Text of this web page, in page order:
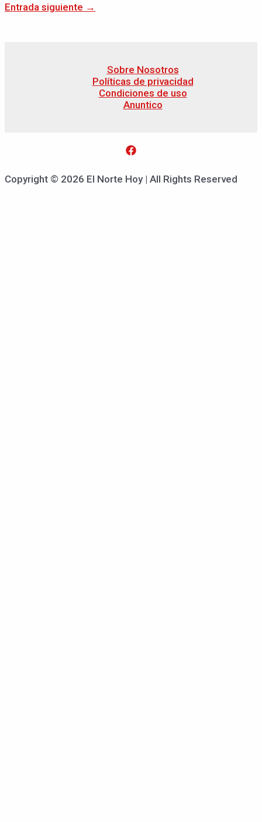
Entrada siguiente →
Sobre Nosotros
Políticas de privacidad
Condiciones de uso
Anuntico
Copyright © 2026 El Norte Hoy | All Rights Reserved